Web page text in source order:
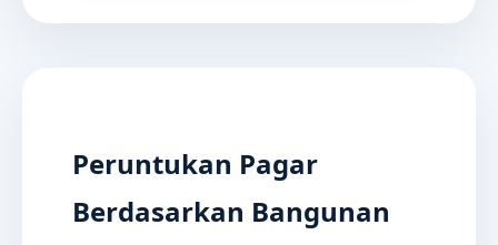
Peruntukan Pagar
Berdasarkan Bangunan